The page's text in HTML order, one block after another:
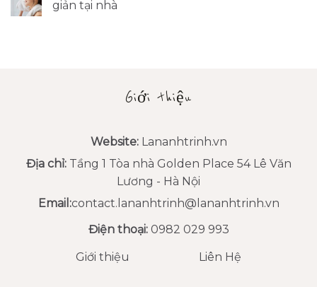
giản tại nhà
Giới thiệu
Website: Lananhtrinh.vn
Địa chỉ: Tầng 1 Tòa nhà Golden Place 54 Lê Văn
Lương - Hà Nội
Email:contact.lananhtrinh@lananhtrinh.vn
Điện thoại: 0982 029 993
Giới thiệu Liên Hệ